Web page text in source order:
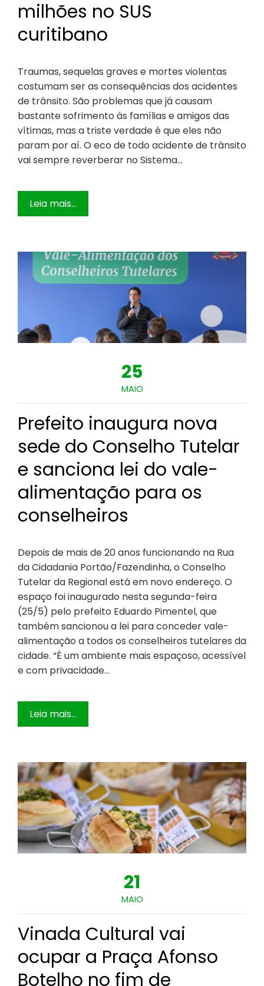
milhões no SUS
curitibano
Traumas, sequelas graves e mortes violentas
costumam ser as consequências dos acidentes
de trânsito. São problemas que já causam
bastante sofrimento às famílias e amigos das
vítimas, mas a triste verdade é que eles não
param por aí. O eco de todo acidente de trânsito
vai sempre reverberar no Sistema…
Leia mais...
25
MAIO
Prefeito inaugura nova
sede do Conselho Tutelar
e sanciona lei do vale-
alimentação para os
conselheiros
Depois de mais de 20 anos funcionando na Rua
da Cidadania Portão/Fazendinha, o Conselho
Tutelar da Regional está em novo endereço. O
espaço foi inaugurado nesta segunda-feira
(25/5) pelo prefeito Eduardo Pimentel, que
também sancionou a lei para conceder vale-
alimentação a todos os conselheiros tutelares da
cidade. “É um ambiente mais espaçoso, acessível
e com privacidade…
Leia mais...
21
MAIO
Vinada Cultural vai
ocupar a Praça Afonso
Botelho no fim de